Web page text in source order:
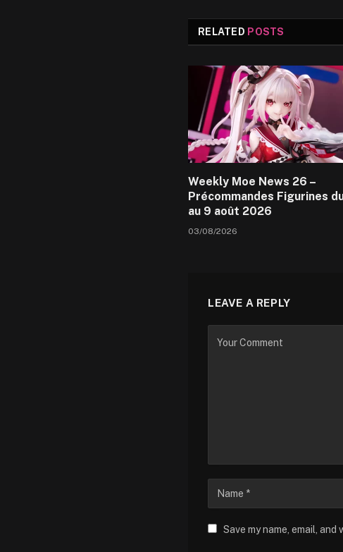
RELATED POSTS
Weekly Moe News 26 –
Précommandes Figurines
au 9 août 2026
03/08/2026
LEAVE A REPLY
Save my name, email,